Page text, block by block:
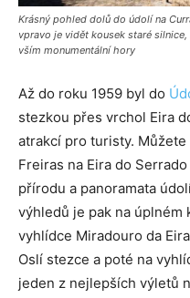
Krásný pohled dolů do údolí na
vpravo je vidět kousek staré
vším monumentální hory
Až do roku 1959 byl do
stezkou přes vrchol Eira
atrakcí pro turisty.
Freiras na Eira do
přírodu a panoramata
výhledů je pak na úplném
vyhlídce Miradouro da
Oslí stezce a poté na
jeden z nejlepších výletů